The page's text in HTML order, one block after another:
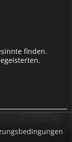
finden.